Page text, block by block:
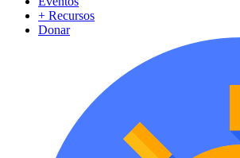
+ Recursos
Donar